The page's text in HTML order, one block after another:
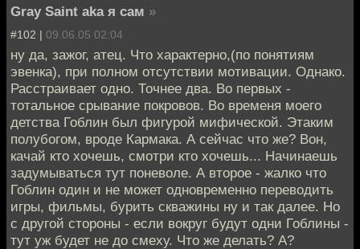
Gray Saint aka я сам »
#102 | 09.06.05 02:04
ну да, зажог, атец. Что характерно,(по понятиям
эвенка), при полном отсутствии мотивации. Однако.
Расстраивает одно. Точнее два. Во первых -
тотальное срывание покровов. Во временя моего
детства Гоблин был фигурой мифической. Этаким
полубогом, вроде Кармака. А сейчас что же? Вон,
качай кто хочешь, смотри кто хочешь... Начинаешь
задумываться тут поневоле. А второе - жалко что
Гоблин один и не может одновременно переводить
игры, фильмы, бурить скважины ну и так далее. Но
с другой стороны - если вокруг будут одни Гоблины -
тут уж будет не до смеху. Что же делать? А?